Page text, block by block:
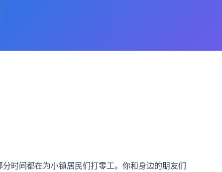
时间都在为小镇居民们打零工。你和身边的朋友们